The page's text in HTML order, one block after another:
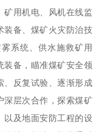
矿用机电、风机在线监
装备、煤矿火灾防治技
系统、供水施救矿用
装备，瞄准煤矿安全领
、反复试验、逐渐形成
深层次合作，探索煤矿
以及地面安防工程的设